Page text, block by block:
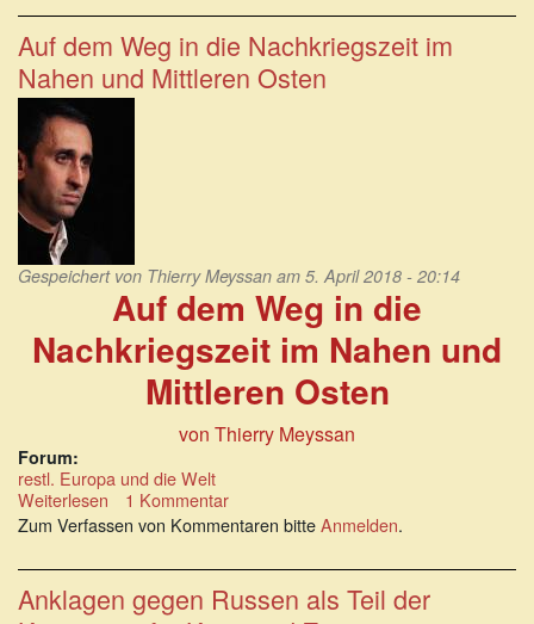
Schnöggersburg:
Das
deutsche
Heer
probt
Auf dem Weg in die Nachkriegszeit im
Nahen und Mittleren Osten
Gespeichert von Thierry Meyssan am 5. April 2018 - 20:14
Auf dem Weg in die
Nachkriegszeit im Nahen und
Mittleren Osten
von Thierry Meyssan
Forum:
restl. Europa und die Welt
Weiterlesen über
Auf
Weg
die
1 Kommentar
Zum Verfassen von Kommentaren bitteAnmelden.
Anklagen gegen Russen als Teil der